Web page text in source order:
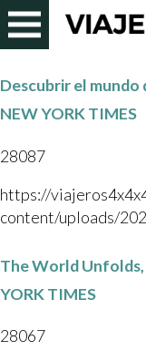
Descubrir el mundo
NEW YORK TIMES
28087
https://
content/uploads/
The World
YORK TIMES
28067